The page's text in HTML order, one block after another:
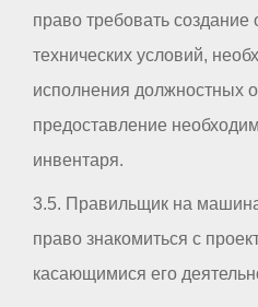
право требовать создание
технических условий,
исполнения должностных
предоставление
инвентаря.
3.5. Правильщик на
право знакомиться с
касающимися его